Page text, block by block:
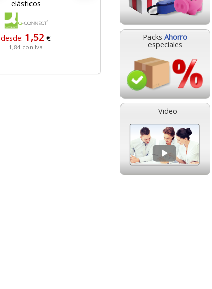
Packs Ahorro
especiales
Video
elásticos
desde: 1,52 €
1,84 con Iva
colores
2,66 €